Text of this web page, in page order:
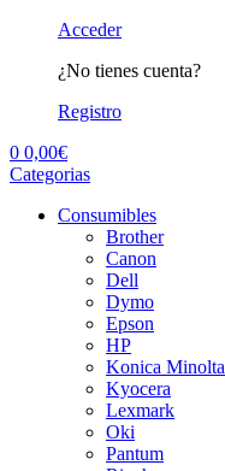
Acceder
¿No tienes cuenta?
Registro
0 0,00€
Categorias
Consumibles
Brother
Canon
Dell
Dymo
Epson
HP
Konica Minolta
Kyocera
Lexmark
Oki
Pantum